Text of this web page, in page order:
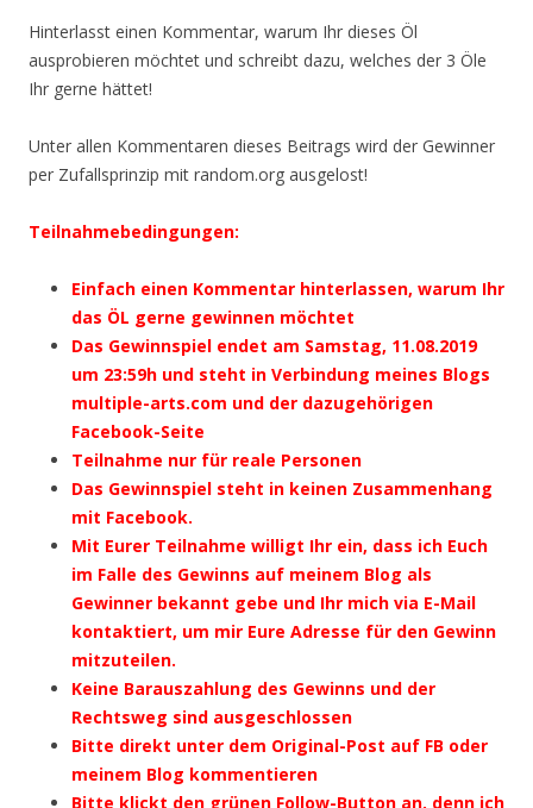
Hinterlasst einen Kommentar, warum Ihr dieses Öl
ausprobieren möchtet und schreibt dazu, welches der 3 Öle
Ihr gerne hättet!
Unter allen Kommentaren dieses Beitrags wird der Gewinner
per Zufallsprinzip mit random.org ausgelost!
Teilnahmebedingungen:
Einfach einen Kommentar hinterlassen, warum Ihr
das ÖL gerne gewinnen möchtet
Das Gewinnspiel endet am Samstag, 11.08.2019
um 23:59h und steht in Verbindung meines Blogs
multiple-arts.com und der dazugehörigen
Facebook-Seite
Teilnahme nur für reale Personen
Das Gewinnspiel steht in keinen Zusammenhang
mit Facebook.
Mit Eurer Teilnahme willigt Ihr ein, dass ich Euch
im Falle des Gewinns auf meinem Blog als
Gewinner bekannt gebe und Ihr mich via E-Mail
kontaktiert, um mir Eure Adresse für den Gewinn
mitzuteilen.
Keine Barauszahlung des Gewinns und der
Rechtsweg sind ausgeschlossen
Bitte direkt unter dem Original-Post auf FB oder
meinem Blog kommentieren
Bitte klickt den grünen Follow-Button an, denn ich